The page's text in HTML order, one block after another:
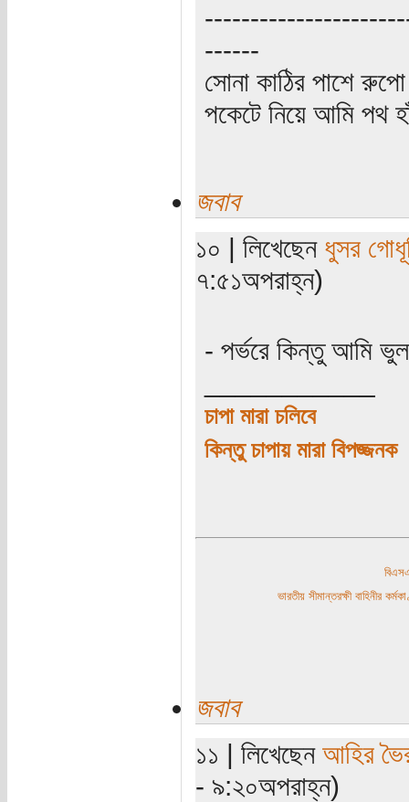
------
সোনা কাঠির পাশে রুপো
পকেটে নিয়ে আমি পথ
জবাব
১০ | লিখেছেন ধুসর
৭:৫১অপরাহ্ন)
- পর্ভরে কিন্তু আমি
চাপা মারা চলিবে
কিন্তু চাপায় মারা বিপজ্জনক
ভারতীয় সীমান্তরক্ষী বাহিনীর
জবাব
১১ | লিখেছেন আহির
- ৯:২০অপরাহ্ন)